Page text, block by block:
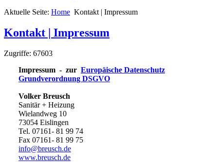
Aktuelle Seite: Home Kontakt | Impressum
Kontakt | Impressum
Zugriffe: 67603
Impressum - zur Europäische Datenschutz
Grundverordnung DSGVO
Volker Breusch
Sanitär + Heizung
Wielandweg 10
73054 Eislingen
Tel. 07161- 81 99 74
Fax 07161- 81 99 75
info@breusch.de
www.breusch.de